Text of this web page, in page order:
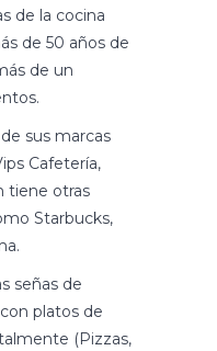
de la cocina
de 50 años de
de un
sus marcas
Cafetería,
tiene otras
Starbucks,
señas de
platos de
(Pizzas,